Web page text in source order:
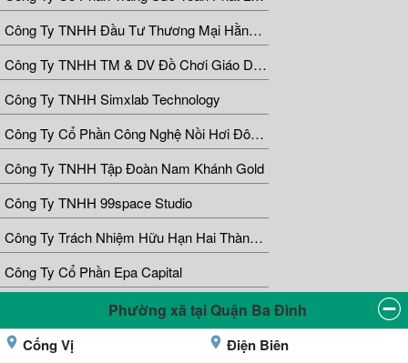
Công Ty TNHH Đầu Tư Thương Mại Hằng Vận
Công Ty TNHH TM & DV Đồ Chơi Giáo Dục Lộc Phát
Công Ty TNHH Simxlab Technology
Công Ty Cổ Phần Công Nghệ Nồi Hơi Đông Anh
Công Ty TNHH Tập Đoàn Nam Khánh Gold
Công Ty TNHH 99space Studio
Công Ty Trách Nhiệm Hữu Hạn Hai Thành Viên Stockai Technology
Công Ty Cổ Phần Epa Capital
Phường xã tại Quận Ba Đình
Cống Vị
Điện Biên